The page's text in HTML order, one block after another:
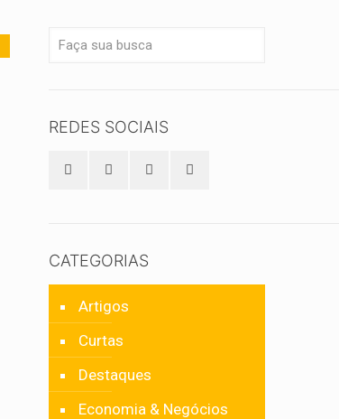
REDES SOCIAIS
CATEGORIAS
Artigos
Curtas
Destaques
Economia & Negócios